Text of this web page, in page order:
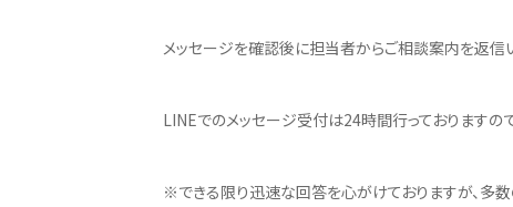
メッセージを確認後に担当者からご相談案内を返信
LINEでのメッセージ受付は24時間行っておりますの
※できる限り迅速な回答を心がけておりますが、多数